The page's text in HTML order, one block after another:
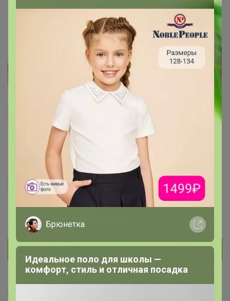
Главная
Aleksa19-90
Виртуоз СП
49 7
На сайте 7 часов назад
День рождения 19 февраля
Красноярск
В клубе с 16 сентября 2017 г.
Личное сообщение
Брюнетка
Идеальное поло для школы —
комфорт, стиль и отличная посадка